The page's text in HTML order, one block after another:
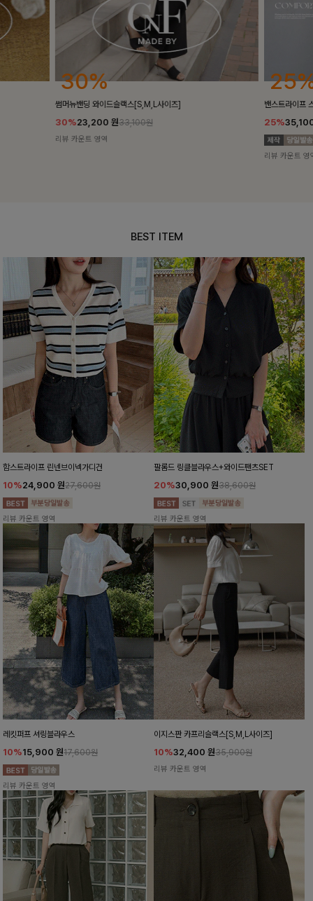
25%
밴스트라이프 스트링원피스
25%35,100원46,800원
12%
쥬린레이스 카
12%
리뷰 카운트 영
BEST ITEM
함스트라이프 린넨브이넥가디건
10%24,900 원27,600원
리뷰 카운트 영역
팔롬드 링클블라우스+와이드팬츠SET
20%30,900 원38,600원
리뷰 카운트 영역
레킷퍼프 셔링블라우스
10%15,900 원17,600원
리뷰 카운트 영역
이지스판 카프리슬랙스[S,M,L사이즈]
10%32,400 원35,900원
리뷰 카운트 영역